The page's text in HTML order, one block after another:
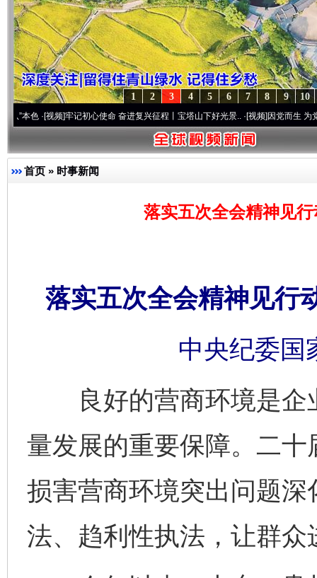
10
9
8
7
6
5
4
3
2
1
牢记初心使命 奋进复兴征程丨宝塔山下好光景..·[视频]因党而生 为党而战——百
首页 » 时事新闻
落实五次全会精神见
落实五次全会精神见行
中央纪委国
良好的营商环境是企
量发展的重要保障。二
损害营商环境突出问题
法、趋利性执法，让群